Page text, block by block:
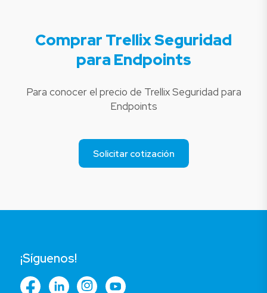
Comprar Trellix Seguridad
para Endpoints
Para conocer el precio de Trellix Seguridad para
Endpoints
Solicitar cotización
¡Síguenos!